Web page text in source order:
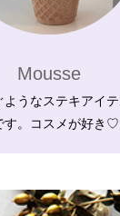
Mousse
うなステキアイ
す。コスメが好き♡